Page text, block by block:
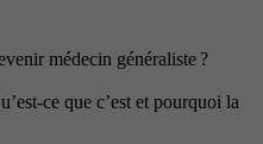
médecin généraliste ?
ce que c’est et pourquoi la